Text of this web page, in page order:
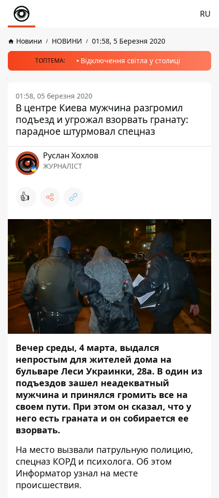
RU
Новини НОВИНИ 01:58, 5 Березня 2020
ТОПТЕМА: Відключення світла у столиці
01:58, 05 березня 2020
В центре Киева мужчина разгромил
подъезд и угрожал взорвать гранату:
парадное штурмовал спецназ
Руслан Хохлов
ЖУРНАЛІСТ
👍
Вечер среды, 4 марта, выдался
непростым для жителей дома на
бульваре Леси Украинки, 28а. В один из
подъездов зашел неадекватный
мужчина и принялся громить все на
своем пути. При этом он сказал, что у
него есть граната и он собирается ее
взорвать.
На место вызвали патрульную полицию,
спецназ КОРД и психолога. Об этом
Информатор узнал на месте
происшествия.